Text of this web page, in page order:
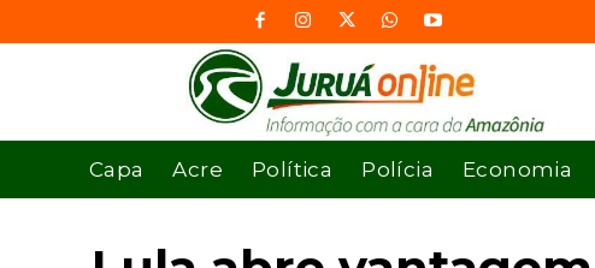
Capa Acre Política Polícia Economia